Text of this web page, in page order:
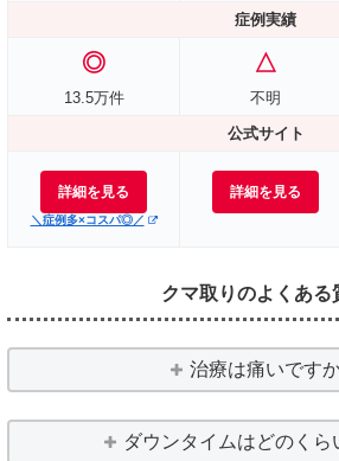
症例実績
◎
13.5万件
△
不明
公式サイト
詳細を見る
＼症例多×コスパ◎／
詳細を見る
クマ取りのよくある
治療は痛いです
ダウンタイムはどのくら